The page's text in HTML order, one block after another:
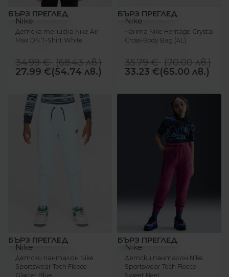
-20%
БЪРЗ ПРЕГЛЕД
Nike
Детска тениска Nike Air
Max DN T-Shirt White
34.99€ (68.43лв.)
27.99 €(54.74 лв.)
-7%
БЪРЗ ПРЕГЛЕД
Nike
Чанта Nike Heritage Crystal
Cross-Body Bag (4L)
35.79€ (70.00лв.)
33.23 €(65.00 лв.)
-14%
БЪРЗ ПРЕГЛЕД
Nike
Детски панталон Nike
Sportswear Tech Fleece
Glacier Blue
-14%
БЪРЗ ПРЕГЛЕД
Nike
Детски панталон Nike
Sportswear Tech Fleece
Sweet Beet